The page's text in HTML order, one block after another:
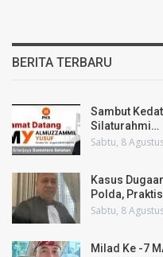
BERITA TERBARU
Sambut
Silaturahmi…
Sabtu, 8
Kasus
Polda,
Sabtu, 8
Milad Ke -7